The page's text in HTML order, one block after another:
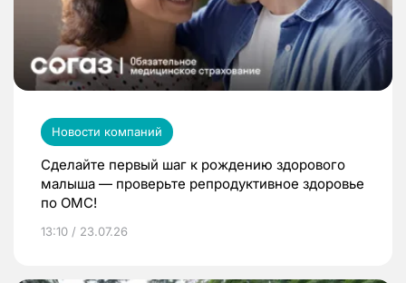
Новости компаний
Сделайте первый шаг к рождению здорового
малыша — проверьте репродуктивное здоровье
по ОМС!
13:10 / 23.07.26